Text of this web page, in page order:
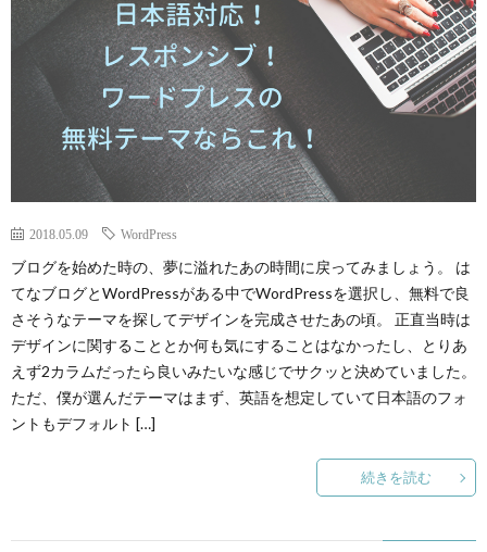
2018.05.09 WordPress
ブログを始めた時の、夢に溢れたあの時間に戻ってみましょう。 は
てなブログとWordPressがある中でWordPressを選択し、無料で良
さそうなテーマを探してデザインを完成させたあの頃。 正直当時は
デザインに関することとか何も気にすることはなかったし、とりあ
えず2カラムだったら良いみたいな感じでサクッと決めていました。
ただ、僕が選んだテーマはまず、英語を想定していて日本語のフォ
ントもデフォルト […]
続きを読む